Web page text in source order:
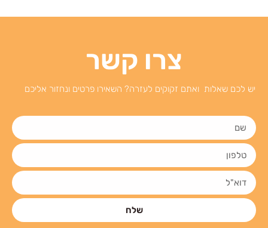
צרו קשר
יש לכם שאלות ואתם זקוקים לעזרה? השאירו פרטים ונחזור אליכם
שלח